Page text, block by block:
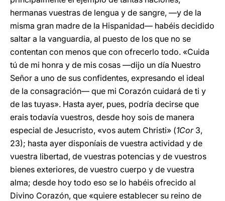
hermanas vuestras de lengua y de sangre, —y de la
misma gran madre de la Hispanidad— habéis decidido
saltar a la vanguardia, al puesto de los que no se
contentan con menos que con ofrecerlo todo. «Cuida
tú de mi honra y de mis cosas —dijo un día Nuestro
Señor a uno de sus confidentes, expresando el ideal
de la consagración— que mi Corazón cuidará de ti y
de las tuyas». Hasta ayer, pues, podría decirse que
erais todavía vuestros, desde hoy sois de manera
especial de Jesucristo, «vos autem Christi» (1Cor3,
23); hasta ayer disponíais de vuestra actividad y de
vuestra libertad, de vuestras potencias y de vuestros
bienes exteriores, de vuestro cuerpo y de vuestra
alma; desde hoy todo eso se lo habéis ofrecido al
Divino Corazón, que «quiere establecer su reino de